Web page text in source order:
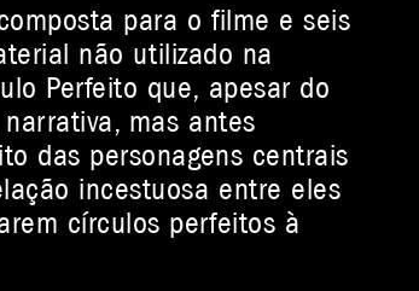
para o filme e seis
não utilizado na
Perfeito que, apesar do
mas antes
das personagens centrais
incestuosa entre eles
círculos perfeitos à